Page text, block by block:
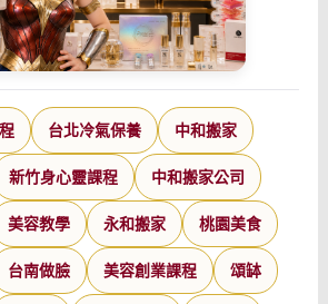
台北冷氣保養 中和搬家
新竹身心靈課程 中和搬家公司
美容教學 永和搬家 桃園美食
台南做臉 美容創業課程 頌缽